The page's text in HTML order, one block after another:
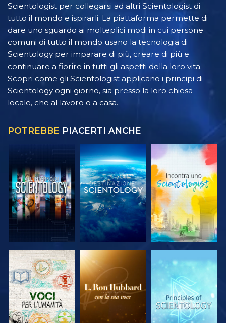
Scientologist per collegarsi ad altri Scientologist di
tutto il mondo e ispirarli. La piattaforma permette di
dare uno sguardo ai molteplici modi in cui persone
comuni di tutto il mondo usano la tecnologia di
Scientology per imparare di più, creare di più e
continuare a fiorire in tutti gli aspetti della loro vita.
Scopri come gli Scientologist applicano i principi di
Scientology ogni giorno, sia presso la loro chiesa
locale, che al lavoro o a casa.
POTREBBE PIACERTI ANCHE
ESPLORA LE
SERIE
ESPLORA LE
SERIE
ESPLORA LE
SERIE